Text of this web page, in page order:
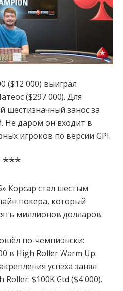
($12 000) выиграл
($297 000). Для
шестизначный занос за
Не даром он входит в
игроков по версии GPI.
***
Корсар стал шестым
покера, который
миллионов долларов.
по-чемпионски:
в High Roller Warm Up:
успеха занял
$100K Gtd ($4 000).